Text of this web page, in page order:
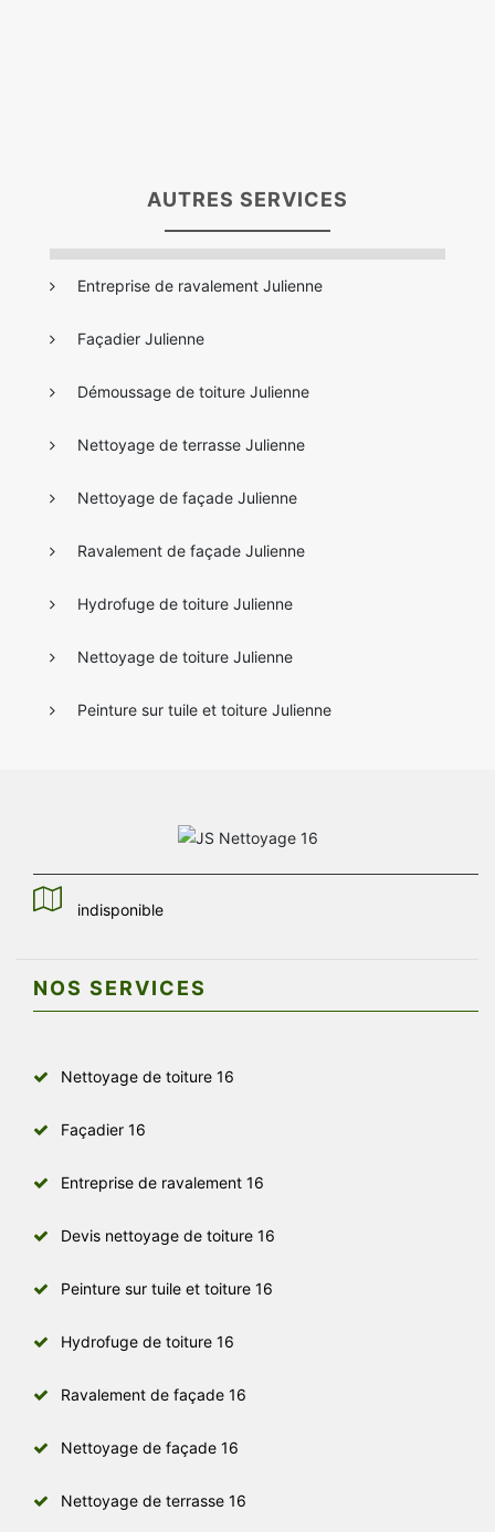
AUTRES SERVICES
Entreprise de ravalement Julienne
Façadier Julienne
Démoussage de toiture Julienne
Nettoyage de terrasse Julienne
Nettoyage de façade Julienne
Ravalement de façade Julienne
Hydrofuge de toiture Julienne
Nettoyage de toiture Julienne
Peinture sur tuile et toiture Julienne
indisponible
NOS SERVICES
Nettoyage de toiture 16
Façadier 16
Entreprise de ravalement 16
Devis nettoyage de toiture 16
Peinture sur tuile et toiture 16
Hydrofuge de toiture 16
Ravalement de façade 16
Nettoyage de façade 16
Nettoyage de terrasse 16